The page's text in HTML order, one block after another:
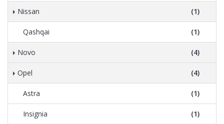
Nissan (1)
Qashqai (1)
Novo (4)
Opel (4)
Astra (1)
Insignia (1)